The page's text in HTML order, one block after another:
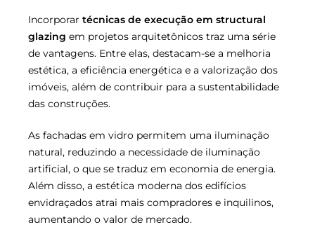
Incorporar técnicas de execução em structural
glazing em projetos arquitetônicos traz uma série
de vantagens. Entre elas, destacam-se a melhoria
estética, a eficiência energética e a valorização dos
imóveis, além de contribuir para a sustentabilidade
das construções.
As fachadas em vidro permitem uma iluminação
natural, reduzindo a necessidade de iluminação
artificial, o que se traduz em economia de energia.
Além disso, a estética moderna dos edifícios
envidraçados atrai mais compradores e inquilinos,
aumentando o valor de mercado.